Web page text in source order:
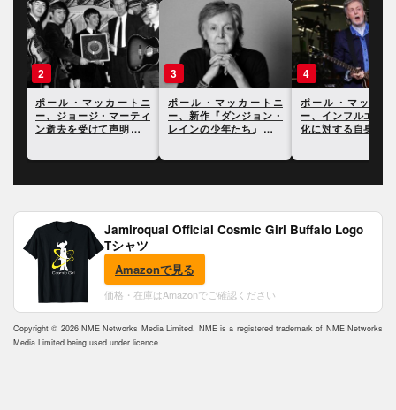
3
ポール・マッカートニ
ー、新作『ダンジョン・
レインの少年たち』につ
4
ポール・マッカートニ
ー、インフルエンサー文
化に対する自身の見解を
5
ポール・マッカー
ー、ドキュメンタ
品『マン・オン・
Jamiroquai Official Cosmic Girl Buffalo Logo
Tシャツ
Amazonで見る
価格・在庫はAmazonでご確認ください
Copyright © 2026 NME Networks Media Limited. NME is a registered trademark of NME Networks
Media Limited being used under licence.